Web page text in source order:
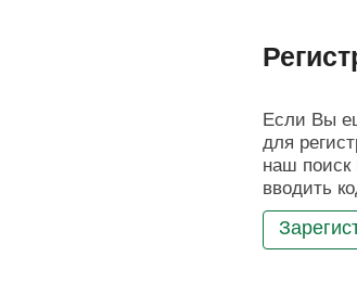
Если Вы
для
наш поиск
вводить